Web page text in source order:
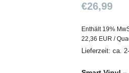
€26,99
Enthält 19%
22,36 EUR /
Lieferzeit: ca.